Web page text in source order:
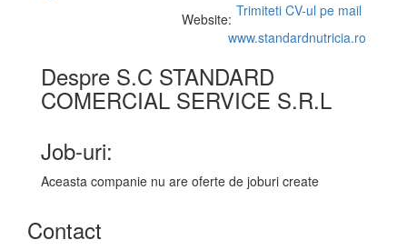
Trimiteti CV-ul pe mail
Website:
www.standardnutricia.ro
Despre S.C STANDARD
COMERCIAL SERVICE S.R.L
Job-uri:
Aceasta companie nu are oferte de joburi create
Contact